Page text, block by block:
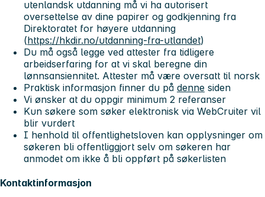
utenlandsk utdanning må vi ha autorisert
oversettelse av dine papirer og godkjenning fra
Direktoratet for høyere utdanning
(https://hkdir.no/utdanning-fra-utlandet)
Du må også legge ved attester fra tidligere
arbeidserfaring for at vi skal beregne din
lønnsansiennitet. Attester må være oversatt til norsk
Praktisk informasjon finner du på denne siden
Vi ønsker at du oppgir minimum 2 referanser
Kun søkere som søker elektronisk via WebCruiter vil
blir vurdert
I henhold til offentlighetsloven kan opplysninger om
søkeren bli offentliggjort selv om søkeren har
anmodet om ikke å bli oppført på søkerlisten
Kontaktinformasjon